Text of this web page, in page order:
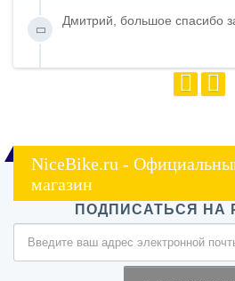
Дмитрий, большое спасибо
NiceBike.ru -
магазин
ПОДПИСАТЬСЯ НА